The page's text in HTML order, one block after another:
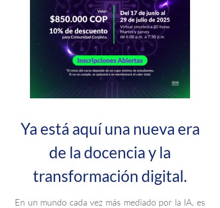
Ya está aquí una nueva era
de la docencia y la
transformación digital.
En un mundo cada vez más mediado por la IA, es